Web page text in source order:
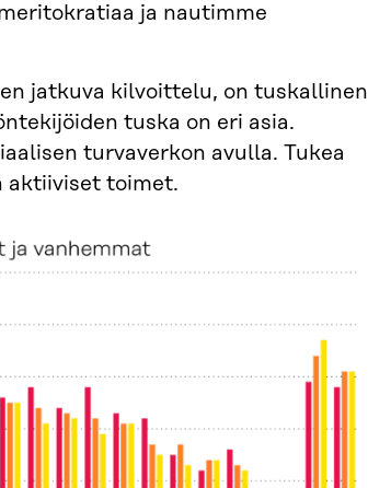
ja nautimme
jatkuva kilvoittelu, on tuskallinen
tuska on eri asia.
turvaverkon avulla. Tukea
aktiiviset toimet.